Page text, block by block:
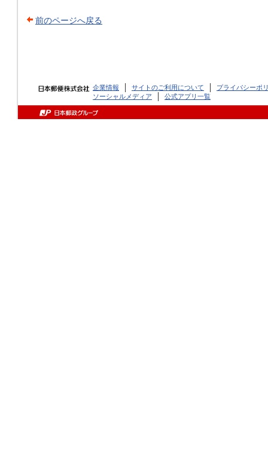
前のページへ戻る
企業情報 サイトのご利用について
プライバシーポ
ソーシャルメディア
公式アプリ一覧